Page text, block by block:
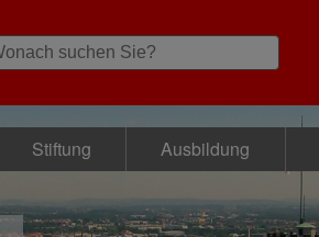
Stiftung Ausbildung